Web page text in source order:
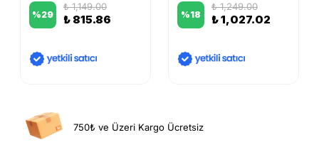
%29
₺ 1,149.00
₺ 815.86 %18
₺ 1,249.00
₺ 1,027.02
750₺ ve Üzeri Kargo Ücretsiz